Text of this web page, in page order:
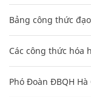
Bảng công thức
Các công thức hóa
Phó Đoàn ĐBQH